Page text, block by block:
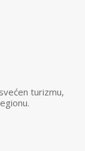
turizmu,